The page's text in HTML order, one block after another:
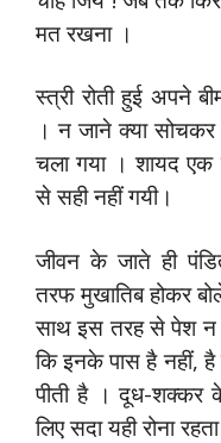
मत रखना ।
स्त्री रोती हुई अपने
। न जाने क्या
चला गया । शायद एक
से सही नहीं गयी।
जीवन के जाते ही
तरफ मुखातिब होकर
साथ इस तरह से पेश न
कि इनके पास है नहीं,
पीती है । दूध-शक्कर
लिए सदा यही रोना